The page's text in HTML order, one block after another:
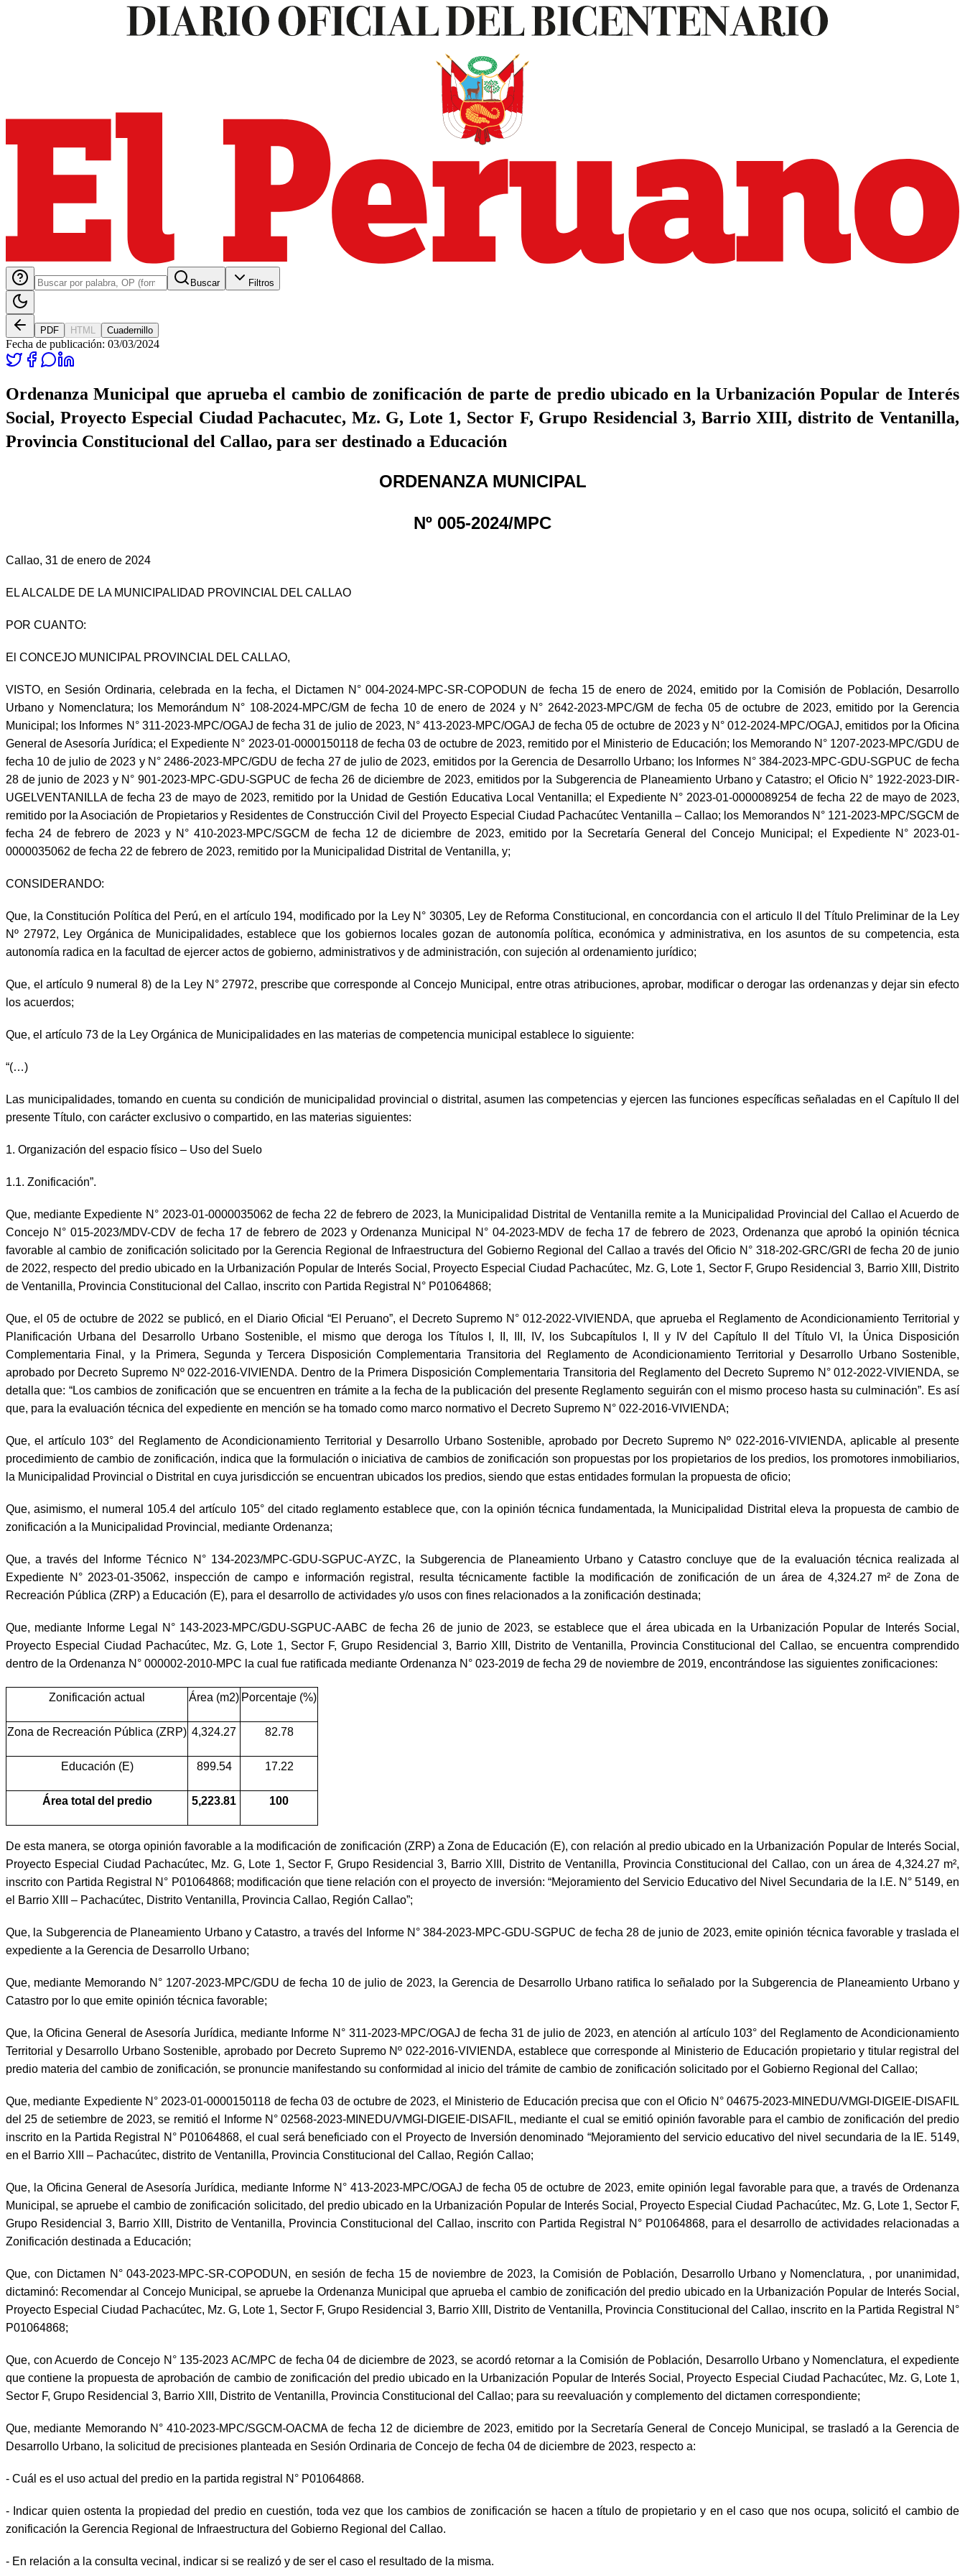
Buscar Filtros
PDF HTML Cuadernillo
Fecha de publicación: 03/03/2024
Ordenanza Municipal que aprueba el cambio de zonificación de parte de predio ubicado en la Urbanización Popular de Interés
Social, Proyecto Especial Ciudad Pachacutec, Mz. G, Lote 1, Sector F, Grupo Residencial 3, Barrio XIII, distrito de Ventanilla,
Provincia Constitucional del Callao, para ser destinado a Educación
ORDENANZA MUNICIPAL
Nº 005-2024/MPC
Callao, 31 de enero de 2024
EL ALCALDE DE LA MUNICIPALIDAD PROVINCIAL DEL CALLAO
POR CUANTO:
El CONCEJO MUNICIPAL PROVINCIAL DEL CALLAO,
VISTO, en Sesión Ordinaria, celebrada en la fecha, el Dictamen N° 004-2024-MPC-SR-COPODUN de fecha 15 de enero de 2024, emitido por la Comisión de Población, Desarrollo
Urbano y Nomenclatura; los Memorándum N° 108-2024-MPC/GM de fecha 10 de enero de 2024 y N° 2642-2023-MPC/GM de fecha 05 de octubre de 2023, emitido por la Gerencia
Municipal; los Informes N° 311-2023-MPC/OGAJ de fecha 31 de julio de 2023, N° 413-2023-MPC/OGAJ de fecha 05 de octubre de 2023 y N° 012-2024-MPC/OGAJ, emitidos por la Oficina
General de Asesoría Jurídica; el Expediente N° 2023-01-0000150118 de fecha 03 de octubre de 2023, remitido por el Ministerio de Educación; los Memorando N° 1207-2023-MPC/GDU de
fecha 10 de julio de 2023 y N° 2486-2023-MPC/GDU de fecha 27 de julio de 2023, emitidos por la Gerencia de Desarrollo Urbano; los Informes N° 384-2023-MPC-GDU-SGPUC de fecha
28 de junio de 2023 y N° 901-2023-MPC-GDU-SGPUC de fecha 26 de diciembre de 2023, emitidos por la Subgerencia de Planeamiento Urbano y Catastro; el Oficio N° 1922-2023-DIR-
UGELVENTANILLA de fecha 23 de mayo de 2023, remitido por la Unidad de Gestión Educativa Local Ventanilla; el Expediente N° 2023-01-0000089254 de fecha 22 de mayo de 2023,
remitido por la Asociación de Propietarios y Residentes de Construcción Civil del Proyecto Especial Ciudad Pachacútec Ventanilla – Callao; los Memorandos N° 121-2023-MPC/SGCM de
fecha 24 de febrero de 2023 y N° 410-2023-MPC/SGCM de fecha 12 de diciembre de 2023, emitido por la Secretaría General del Concejo Municipal; el Expediente N° 2023-01-
0000035062 de fecha 22 de febrero de 2023, remitido por la Municipalidad Distrital de Ventanilla, y;
CONSIDERANDO:
Que, la Constitución Política del Perú, en el artículo 194, modificado por la Ley N° 30305, Ley de Reforma Constitucional, en concordancia con el articulo II del Título Preliminar de la Ley
Nº 27972, Ley Orgánica de Municipalidades, establece que los gobiernos locales gozan de autonomía política, económica y administrativa, en los asuntos de su competencia, esta
autonomía radica en la facultad de ejercer actos de gobierno, administrativos y de administración, con sujeción al ordenamiento jurídico;
Que, el artículo 9 numeral 8) de la Ley N° 27972, prescribe que corresponde al Concejo Municipal, entre otras atribuciones, aprobar, modificar o derogar las ordenanzas y dejar sin efecto
los acuerdos;
Que, el artículo 73 de la Ley Orgánica de Municipalidades en las materias de competencia municipal establece lo siguiente:
“(…)
Las municipalidades, tomando en cuenta su condición de municipalidad provincial o distrital, asumen las competencias y ejercen las funciones específicas señaladas en el Capítulo II del
presente Título, con carácter exclusivo o compartido, en las materias siguientes:
1. Organización del espacio físico – Uso del Suelo
1.1. Zonificación”.
Que, mediante Expediente N° 2023-01-0000035062 de fecha 22 de febrero de 2023, la Municipalidad Distrital de Ventanilla remite a la Municipalidad Provincial del Callao el Acuerdo de
Concejo N° 015-2023/MDV-CDV de fecha 17 de febrero de 2023 y Ordenanza Municipal N° 04-2023-MDV de fecha 17 de febrero de 2023, Ordenanza que aprobó la opinión técnica
favorable al cambio de zonificación solicitado por la Gerencia Regional de Infraestructura del Gobierno Regional del Callao a través del Oficio N° 318-202-GRC/GRI de fecha 20 de junio
de 2022, respecto del predio ubicado en la Urbanización Popular de Interés Social, Proyecto Especial Ciudad Pachacútec, Mz. G, Lote 1, Sector F, Grupo Residencial 3, Barrio XIII, Distrito
de Ventanilla, Provincia Constitucional del Callao, inscrito con Partida Registral N° P01064868;
Que, el 05 de octubre de 2022 se publicó, en el Diario Oficial “El Peruano”, el Decreto Supremo N° 012-2022-VIVIENDA, que aprueba el Reglamento de Acondicionamiento Territorial y
Planificación Urbana del Desarrollo Urbano Sostenible, el mismo que deroga los Títulos I, II, III, IV, los Subcapítulos I, II y IV del Capítulo II del Título VI, la Única Disposición
Complementaria Final, y la Primera, Segunda y Tercera Disposición Complementaria Transitoria del Reglamento de Acondicionamiento Territorial y Desarrollo Urbano Sostenible,
aprobado por Decreto Supremo Nº 022-2016-VIVIENDA. Dentro de la Primera Disposición Complementaria Transitoria del Reglamento del Decreto Supremo N° 012-2022-VIVIENDA, se
detalla que: “Los cambios de zonificación que se encuentren en trámite a la fecha de la publicación del presente Reglamento seguirán con el mismo proceso hasta su culminación”. Es así
que, para la evaluación técnica del expediente en mención se ha tomado como marco normativo el Decreto Supremo N° 022-2016-VIVIENDA;
Que, el artículo 103° del Reglamento de Acondicionamiento Territorial y Desarrollo Urbano Sostenible, aprobado por Decreto Supremo Nº 022-2016-VIVIENDA, aplicable al presente
procedimiento de cambio de zonificación, indica que la formulación o iniciativa de cambios de zonificación son propuestas por los propietarios de los predios, los promotores inmobiliarios,
la Municipalidad Provincial o Distrital en cuya jurisdicción se encuentran ubicados los predios, siendo que estas entidades formulan la propuesta de oficio;
Que, asimismo, el numeral 105.4 del artículo 105° del citado reglamento establece que, con la opinión técnica fundamentada, la Municipalidad Distrital eleva la propuesta de cambio de
zonificación a la Municipalidad Provincial, mediante Ordenanza;
Que, a través del Informe Técnico N° 134-2023/MPC-GDU-SGPUC-AYZC, la Subgerencia de Planeamiento Urbano y Catastro concluye que de la evaluación técnica realizada al
Expediente N° 2023-01-35062, inspección de campo e información registral, resulta técnicamente factible la modificación de zonificación de un área de 4,324.27 m² de Zona de
Recreación Pública (ZRP) a Educación (E), para el desarrollo de actividades y/o usos con fines relacionados a la zonificación destinada;
Que, mediante Informe Legal N° 143-2023-MPC/GDU-SGPUC-AABC de fecha 26 de junio de 2023, se establece que el área ubicada en la Urbanización Popular de Interés Social,
Proyecto Especial Ciudad Pachacútec, Mz. G, Lote 1, Sector F, Grupo Residencial 3, Barrio XIII, Distrito de Ventanilla, Provincia Constitucional del Callao, se encuentra comprendido
dentro de la Ordenanza N° 000002-2010-MPC la cual fue ratificada mediante Ordenanza N° 023-2019 de fecha 29 de noviembre de 2019, encontrándose las siguientes zonificaciones:
Zonificación actual Área (m2) Porcentaje (%)
Zona de Recreación Pública (ZRP) 4,324.27 82.78
Educación (E) 899.54 17.22
Área total del predio 5,223.81 100
De esta manera, se otorga opinión favorable a la modificación de zonificación (ZRP) a Zona de Educación (E), con relación al predio ubicado en la Urbanización Popular de Interés Social,
Proyecto Especial Ciudad Pachacútec, Mz. G, Lote 1, Sector F, Grupo Residencial 3, Barrio XIII, Distrito de Ventanilla, Provincia Constitucional del Callao, con un área de 4,324.27 m²,
inscrito con Partida Registral N° P01064868; modificación que tiene relación con el proyecto de inversión: “Mejoramiento del Servicio Educativo del Nivel Secundaria de la I.E. N° 5149, en
el Barrio XIII – Pachacútec, Distrito Ventanilla, Provincia Callao, Región Callao”;
Que, la Subgerencia de Planeamiento Urbano y Catastro, a través del Informe N° 384-2023-MPC-GDU-SGPUC de fecha 28 de junio de 2023, emite opinión técnica favorable y traslada el
expediente a la Gerencia de Desarrollo Urbano;
Que, mediante Memorando N° 1207-2023-MPC/GDU de fecha 10 de julio de 2023, la Gerencia de Desarrollo Urbano ratifica lo señalado por la Subgerencia de Planeamiento Urbano y
Catastro por lo que emite opinión técnica favorable;
Que, la Oficina General de Asesoría Jurídica, mediante Informe N° 311-2023-MPC/OGAJ de fecha 31 de julio de 2023, en atención al artículo 103° del Reglamento de Acondicionamiento
Territorial y Desarrollo Urbano Sostenible, aprobado por Decreto Supremo Nº 022-2016-VIVIENDA, establece que corresponde al Ministerio de Educación propietario y titular registral del
predio materia del cambio de zonificación, se pronuncie manifestando su conformidad al inicio del trámite de cambio de zonificación solicitado por el Gobierno Regional del Callao;
Que, mediante Expediente N° 2023-01-0000150118 de fecha 03 de octubre de 2023, el Ministerio de Educación precisa que con el Oficio N° 04675-2023-MINEDU/VMGI-DIGEIE-DISAFIL
del 25 de setiembre de 2023, se remitió el Informe N° 02568-2023-MINEDU/VMGI-DIGEIE-DISAFIL, mediante el cual se emitió opinión favorable para el cambio de zonificación del predio
inscrito en la Partida Registral N° P01064868, el cual será beneficiado con el Proyecto de Inversión denominado “Mejoramiento del servicio educativo del nivel secundaria de la IE. 5149,
en el Barrio XIII – Pachacútec, distrito de Ventanilla, Provincia Constitucional del Callao, Región Callao;
Que, la Oficina General de Asesoría Jurídica, mediante Informe N° 413-2023-MPC/OGAJ de fecha 05 de octubre de 2023, emite opinión legal favorable para que, a través de Ordenanza
Municipal, se apruebe el cambio de zonificación solicitado, del predio ubicado en la Urbanización Popular de Interés Social, Proyecto Especial Ciudad Pachacútec, Mz. G, Lote 1, Sector F,
Grupo Residencial 3, Barrio XIII, Distrito de Ventanilla, Provincia Constitucional del Callao, inscrito con Partida Registral N° P01064868, para el desarrollo de actividades relacionadas a
Zonificación destinada a Educación;
Que, con Dictamen N° 043-2023-MPC-SR-COPODUN, en sesión de fecha 15 de noviembre de 2023, la Comisión de Población, Desarrollo Urbano y Nomenclatura, , por unanimidad,
dictaminó: Recomendar al Concejo Municipal, se apruebe la Ordenanza Municipal que aprueba el cambio de zonificación del predio ubicado en la Urbanización Popular de Interés Social,
Proyecto Especial Ciudad Pachacútec, Mz. G, Lote 1, Sector F, Grupo Residencial 3, Barrio XIII, Distrito de Ventanilla, Provincia Constitucional del Callao, inscrito en la Partida Registral N°
P01064868;
Que, con Acuerdo de Concejo N° 135-2023 AC/MPC de fecha 04 de diciembre de 2023, se acordó retornar a la Comisión de Población, Desarrollo Urbano y Nomenclatura, el expediente
que contiene la propuesta de aprobación de cambio de zonificación del predio ubicado en la Urbanización Popular de Interés Social, Proyecto Especial Ciudad Pachacútec, Mz. G, Lote 1,
Sector F, Grupo Residencial 3, Barrio XIII, Distrito de Ventanilla, Provincia Constitucional del Callao; para su reevaluación y complemento del dictamen correspondiente;
Que, mediante Memorando N° 410-2023-MPC/SGCM-OACMA de fecha 12 de diciembre de 2023, emitido por la Secretaría General de Concejo Municipal, se trasladó a la Gerencia de
Desarrollo Urbano, la solicitud de precisiones planteada en Sesión Ordinaria de Concejo de fecha 04 de diciembre de 2023, respecto a:
- Cuál es el uso actual del predio en la partida registral N° P01064868.
- Indicar quien ostenta la propiedad del predio en cuestión, toda vez que los cambios de zonificación se hacen a título de propietario y en el caso que nos ocupa, solicitó el cambio de
zonificación la Gerencia Regional de Infraestructura del Gobierno Regional del Callao.
- En relación a la consulta vecinal, indicar si se realizó y de ser el caso el resultado de la misma.